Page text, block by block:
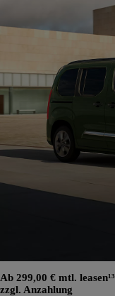
Ab 299,00 € mtl. leasen¹³
zzgl. Anzahlung